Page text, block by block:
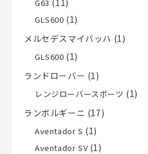
G63
GLS600 (1)
メルセデスマイバッハ (1)
GLS600 (1)
ランドローバー (1)
レンジローバースポーツ (1)
ランボルギーニ (17)
Aventador S (1)
Aventador SV(1)